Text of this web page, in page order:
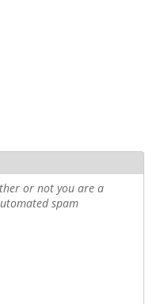
or not you are a
spam